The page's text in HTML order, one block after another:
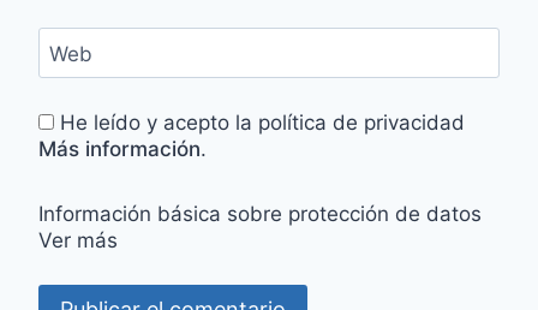
Web
He leído y acepto la política de privacidad
Más información.
Información básica sobre protección de datos
Ver más